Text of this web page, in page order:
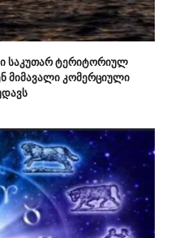
საკუთარ ტერიტორიულ
მიმავალი კომერციული